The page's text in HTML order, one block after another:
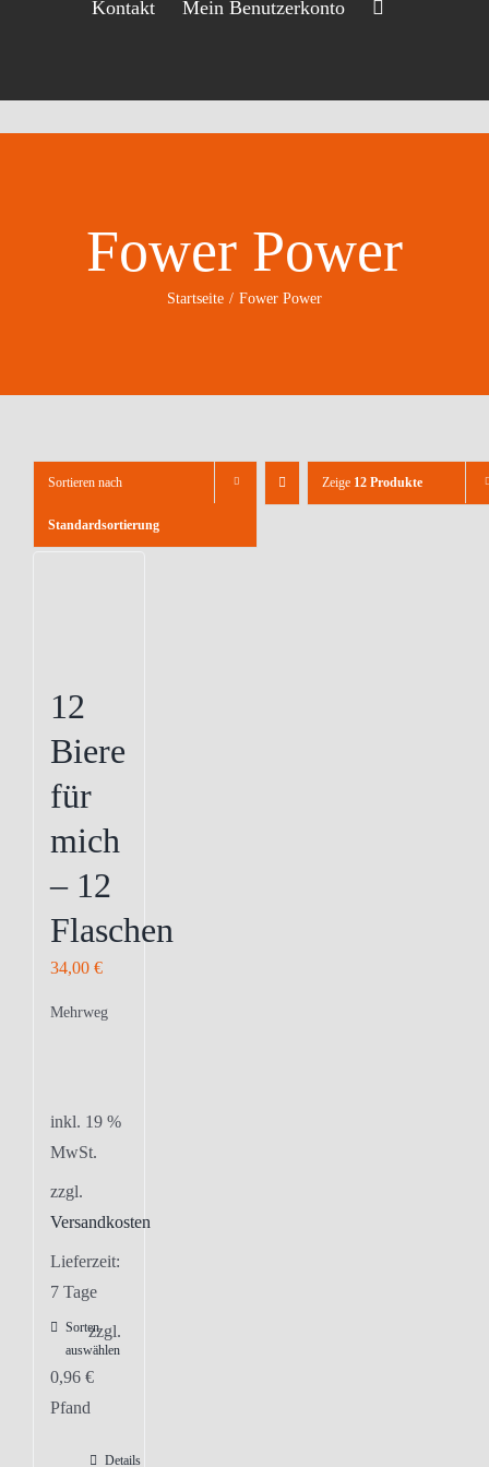
Kontakt Mein Benutzerkonto
Fower Power
Startseite Fower Power
Sortieren nach
Standardsortierung
Zeige 12 Produkte
12
Biere
für
mich
– 12
Flaschen
34,00 €
Mehrweg
inkl. 19 %
MwSt.
zzgl.
Versandkosten
Lieferzeit:
7 Tage
Sorten
auswählen
zzgl.
0,96 €
Pfand
Details